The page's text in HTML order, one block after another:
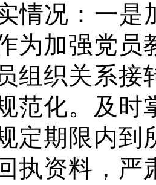
情况： 一是
为加强党员
组织关系接
范化。及时
定期限内到
执资料，严